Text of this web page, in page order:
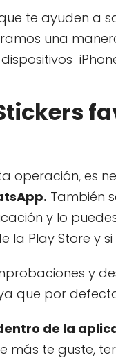
te ayuden a
una
es
También
y lo
la Play Store y
y
que por
de la
más te guste,